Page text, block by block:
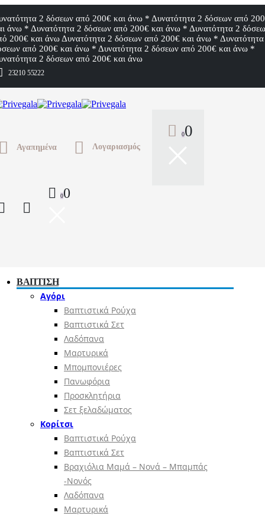
2 δόσεων από 200€ και άνω * Δυνατότητα 2 δόσεων από
άνω * Δυνατότητα 2 δόσεων από 200€ και άνω * Δυνατότητα 2
200€ και άνω Δυνατότητα 2 δόσεων από 200€ και άνω *
από 200€ και άνω * Δυνατότητα 2 δόσεων από 200€ και άνω *
2 δόσεων από 200€ και άνω
23210 55222
Αγαπημένα Λογαριασμός
00
00
ΒΑΠΤΙΣΗ
Αγόρι
Βαπτιστικά Ρούχα
Βαπτιστικά Σετ
Λαδόπανα
Μαρτυρικά
Μπομπονιέρες
Πανωφόρια
Προσκλητήρια
Σετ ξελαδώματος
Κορίτσι
Βαπτιστικά Ρούχα
Βαπτιστικά Σετ
Βραχιόλια Μαμά – Νονά – Μπαμπάς
-Νονός
Λαδόπανα
Μαρτυρικά